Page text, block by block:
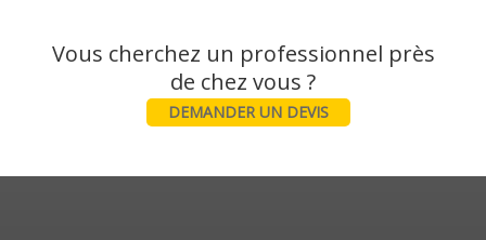
Vous cherchez un professionnel près
DEMANDER UN DEVIS